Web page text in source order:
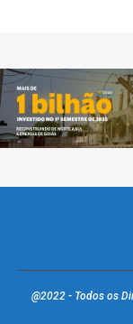
@2022 - Todos os